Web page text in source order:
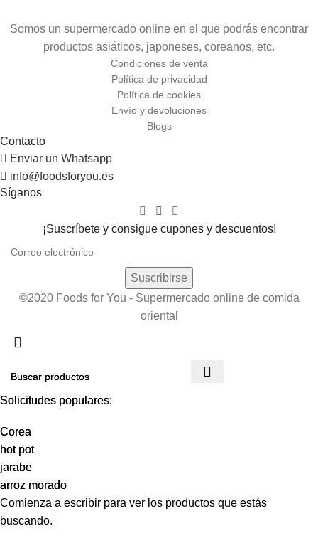
Somos un supermercado online en el que podrás encontrar
productos asiáticos, japoneses, coreanos, etc.
Condiciones de venta
Política de privacidad
Política de cookies
Envío y devoluciones
Blogs
Contacto
Enviar un Whatsapp
info@foodsforyou.es
Síganos
¡Suscríbete y consigue cupones y descuentos!
©2020 Foods for You - Supermercado online de comida
oriental
Solicitudes populares:
Corea
hot pot
jarabe
arroz morado
Solicitudes populares:
Corea
hot pot
jarabe
arroz morado
Comienza a escribir para ver los productos que estás
buscando.